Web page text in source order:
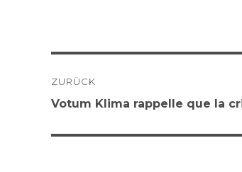
Navigation
ZURÜCK
Vorheriger
Votum Klima rappelle que la